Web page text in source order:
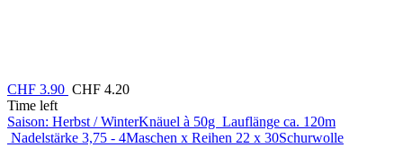
CHF 3.90 CHF 4.20
Time left
Saison: Herbst / WinterKnäuel à 50g Lauflänge ca. 120m
Nadelstärke 3,75 - 4Maschen x Reihen 22 x 30Schurwolle